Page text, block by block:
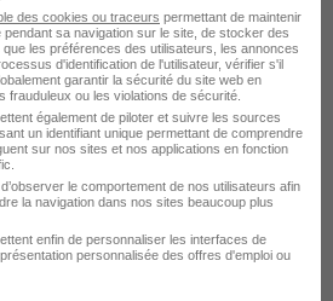
domaine
France
Hospitalier
Aubance Hospitalier
des cookies ou traceurs permettant de maintenir
sa navigation sur le site, de stocker des
les préférences des utilisateurs, les annonces
d'identification de l'utilisateur, vérifier s'il
garantir la sécurité du site web en
frauduleux ou les violations de sécurité.
également de piloter et suivre les sources
un identifiant unique permettant de comprendre
sur nos sites et nos applications en fonction
le comportement de nos utilisateurs afin
la navigation dans nos sites beaucoup plus
enfin de personnaliser les interfaces de
personnalisée des offres d'emploi ou